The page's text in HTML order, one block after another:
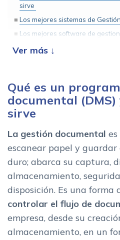
sirve
Los mejores sistemas de
Los mejores software de
DocuWare
Nubhora
Sesame
Woffu
Caracteristicas de un buen
Almacenamiento
Organizacion y
Flujos de trabajo
Seguridad y control de
Integracion con los
Escalabilidad y
Qué es un
documental
sirve
La gestión documental
escanear papel y guardar
duro; abarca su captura,
almacenamiento,
disposición. Es una forma
controlar el flujo de
empresa, desde su
almacenamiento, en un